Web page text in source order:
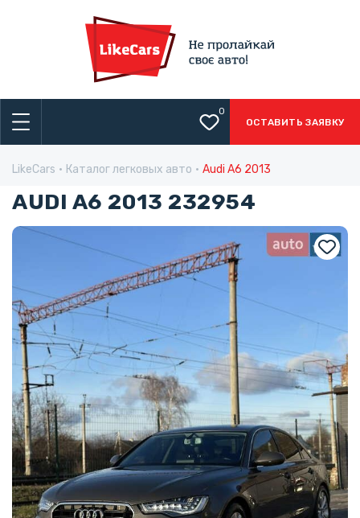
0
ОСТАВИТЬ ЗАЯВКУ
LikeCars Каталог легковых авто Audi A6 2013
AUDI A6 2013 232954